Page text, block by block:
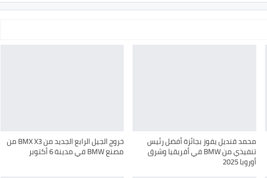
محمد قنديل يفوز بجائزة أفضل رئيس
تنفيذي من BMW في أفريقيا وشرق
أوروبا 2025
خروج الجيل الرابع الجديد من BMX X3 من
مصنع BMW في مدينة 6 أكتوبر